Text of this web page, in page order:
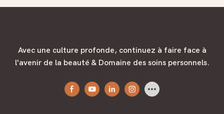
Avec une culture profonde, continuez à faire face à
l'avenir de la beauté & Domaine des soins personnels.